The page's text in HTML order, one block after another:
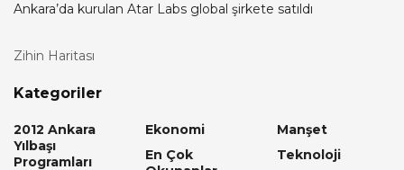
Ankara’da kurulan Atar Labs global şirkete satıldı
Zihin Haritası
Kategoriler
2012 Ankara
Yılbaşı
Programları
Ekonomi
En Çok
Manşet
Teknoloji